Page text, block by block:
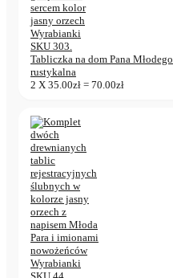
Tabliczka na dom Pana Młodego
rustykalna
2 X 35.00zł = 70.00zł